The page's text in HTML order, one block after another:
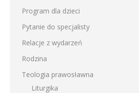
Program dla dzieci
Pytanie do specjalisty
Relacje z wydarzeń
Rodzina
Teologia prawosławna
Liturgika